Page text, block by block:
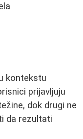
kontekstu
prijavljuju
dok drugi ne
da rezultati